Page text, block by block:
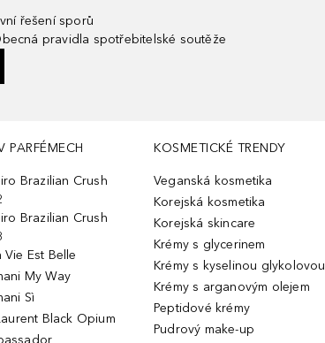
řešení sporů
pravidla spotřebitelské soutěže
PARFÉMECH
Brazilian Crush
Brazilian Crush
Vie Est Belle
My Way
Sì
Black Opium
KOSMETICKÉ TRENDY
Veganská kosmetika
Korejská kosmetika
Korejská skincare
Krémy s glycerinem
Krémy s kyselinou glykolovou
Krémy s arganovým olejem
Peptidové krémy
Pudrový make-up